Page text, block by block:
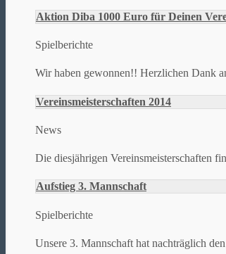
Aktion Diba 1000 Euro für Deinen
Spielberichte
Wir haben gewonnen!! Herzlichen Dank
Vereinsmeisterschaften 2014
News
Die diesjährigen Vereinsmeisterschaften
Aufstieg 3. Mannschaft
Spielberichte
Unsere 3. Mannschaft hat nachträglich